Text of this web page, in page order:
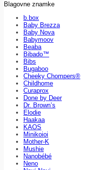
Blagovne znamke
b.box
Baby Brezza
Baby Nova
Babymoov
Beaba
Bibado™
Bibs
Bugaboo
Cheeky Chompers®
Childhome
Curaprox
Done by Deer
Dr. Brown’s
Elodie
Haakaa
KAOS
Minikoioi
Mother-K
Mushie
Nanobébé
Neno